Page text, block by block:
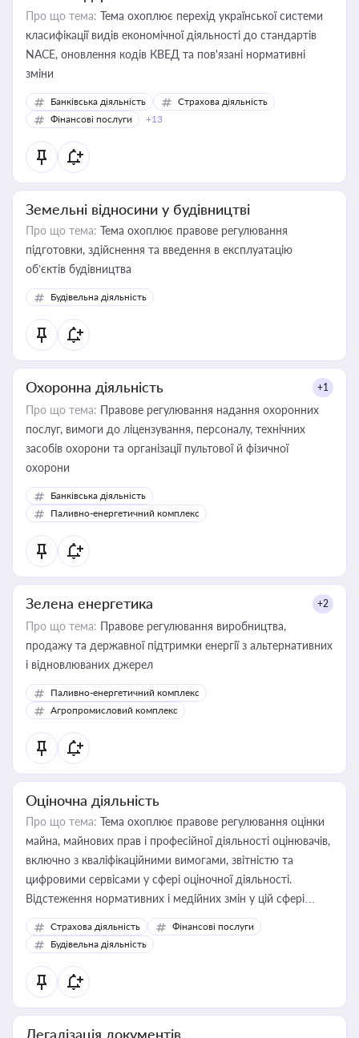
Про що тема: Тема охоплює перехід української системи
класифікації видів економічної діяльності до стандартів
NACE, оновлення кодів КВЕД та пов'язані нормативні
зміни
Банківська діяльність
Страхова діяльність
Фінансові послуги
+13
Земельні відносини у будівництві
Про що тема: Тема охоплює правове регулювання
підготовки, здійснення та введення в експлуатацію
об’єктів будівництва
Будівельна діяльність
Охоронна діяльність +1
Про що тема: Правове регулювання надання охоронних
послуг, вимоги до ліцензування, персоналу, технічних
засобів охорони та організації пультової й фізичної
охорони
Банківська діяльність
Паливно-енергетичний комплекс
Зелена енергетика +2
Про що тема: Правове регулювання виробництва,
продажу та державної підтримки енергії з альтернативних
і відновлюваних джерел
Паливно-енергетичний комплекс
Агропромисловий комплекс
Оціночна діяльність
Про що тема: Тема охоплює правове регулювання оцінки
майна, майнових прав і професійної діяльності оцінювачів,
включно з кваліфікаційними вимогами, звітністю та
цифровими сервісами у сфері оціночної діяльності.
Відстеження нормативних і медійних змін у цій сфері
корисне для власника бізнесу, керівника, юриста або
бухгалтера під час оподаткування, приватизації, оренди
державного майна, корпоративних угод і перевірки
статусу суб'єктів оціночної діяльності
Страхова діяльність
Фінансові послуги
Будівельна діяльність
Легалізація документів